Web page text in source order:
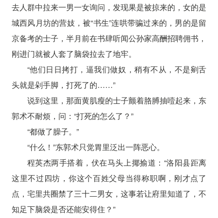
去人群中拉来一男一女询问，发现果是被掠来的，女的是
城西风月坊的营妓，被“书生”连哄带骗过来的，男的是留
京备考的士子，半月前在书肆听闻公孙家高酬招聘佣书，
刚进门就被人套了脑袋拉去了地牢。
“他们日日拷打，逼我们做奴，稍有不从，不是剜舌
头就是剁手脚，打死了的……”
说到这里，那面黄肌瘦的士子颤着胳膊抽噎起来，东
郭术不耐烦，问：“打死的怎么了？”
“都做了臊子。”
“什么！”东郭术只觉胃里泛出一阵恶心。
程英杰两手搭着，伏在马头上揶揄道：“洛阳县距离
这里不过四坊，你这个百姓父母当得称职啊，刚才点了
点，宅里共圈禁了三十二男女，这事若让府里知道了，不
知足下脑袋是否还能安得住？”